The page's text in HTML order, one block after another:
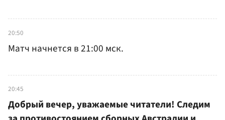
20:50
Матч начнется в 21:00 мск.
20:45
Добрый вечер, уважаемые читатели! Следим